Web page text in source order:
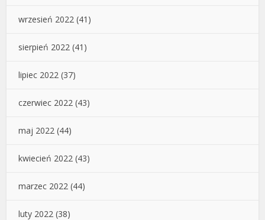
wrzesień 2022 (41)
sierpień 2022 (41)
lipiec 2022 (37)
czerwiec 2022 (43)
maj 2022 (44)
kwiecień 2022 (43)
marzec 2022 (44)
luty 2022 (38)